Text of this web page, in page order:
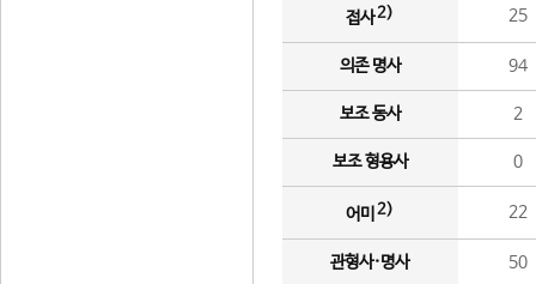
접사2) 25
의존 명사 94
보조 동사 2
보조 형용사 0
어미 2) 22
관형사·명사 50